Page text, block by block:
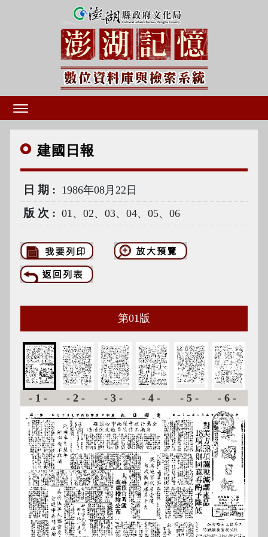
建國 日報
日期 1986年08月22日
版次 01、02、03、04、05、06
第01 版
-1- -2- -3- -4- -5- -6-